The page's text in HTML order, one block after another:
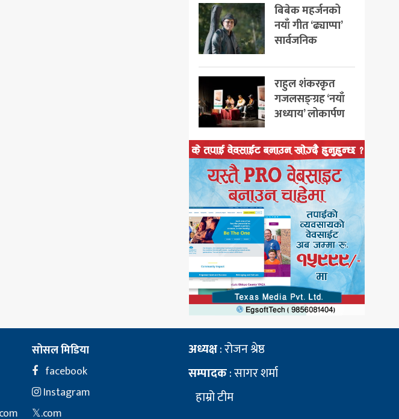
बिबेक महर्जनको
नयाँ गीत ‘ढ्याप्पा’
सार्वजनिक
राहुल शंकरकृत
गजलसङ्ग्रह ‘नयाँ
अध्याय’ लोकार्पण
सोसल मिडिया
facebook
Instagram
𝕏.com
अध्यक्ष: रोजन श्रेष्ठ
सम्पादक: सागर शर्मा
हाम्रो टीम